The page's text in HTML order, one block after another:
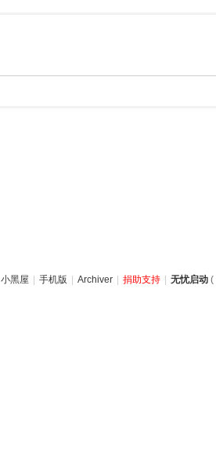
小黑屋 手机版 Archiver 捐助支持 无忧启动 (